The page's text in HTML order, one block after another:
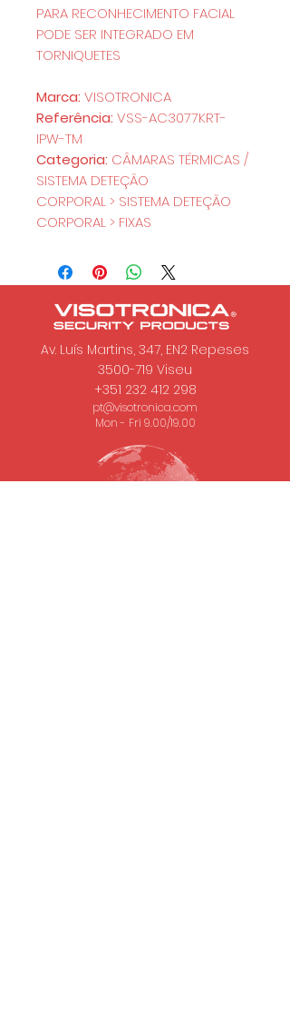
PARA RECONHECIMENTO FACIAL
PODE SER INTEGRADO EM
TORNIQUETES
Marca: VISOTRONICA
Referência: VSS-AC3077KRT-
IPW-TM
Categoria: CÂMARAS TÉRMICAS /
SISTEMA DETEÇÃO
CORPORAL > SISTEMA DETEÇÃO
CORPORAL > FIXAS
Av. Luís Martins, 347, EN2 Repeses
3500-719 Viseu
+351 232 412 298
pt@visotronica.com
Mon - Fri 9.00/19.00